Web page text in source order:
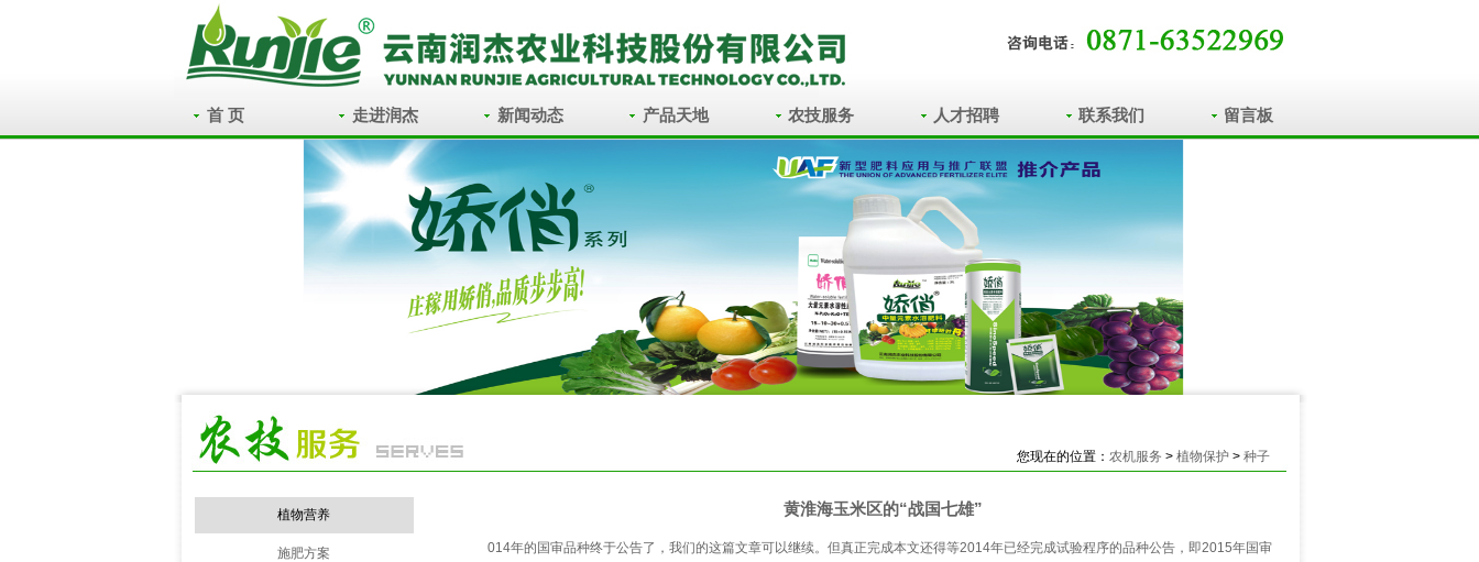
首 页 走进润杰 新闻动态 产品天地 农技服务 人才招聘 联系我们 留言板
您现在的位置： 农机服务 > 植物保护> 种子
植物营养
施肥方案
黄淮海玉米区的“战国七雄”
014年的国审品种终于公告了，我们的这篇文章可以继续。但真正完成本文还得等2014年已经完成试验程序的品种公告，即2015年国审